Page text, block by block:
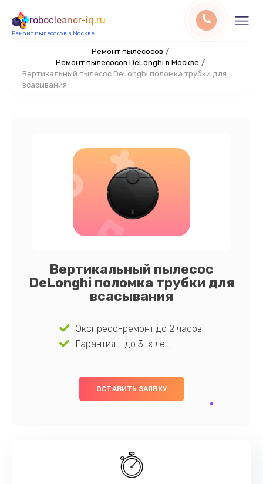
robocleaner-iq.ru
Ремонт пылесосов в Москве
Ремонт пылесосов /
Ремонт пылесосов DeLonghi в Москве /
Вертикальный пылесос DeLonghi поломка трубки для
всасывания
Вертикальный пылесос
DeLonghi поломка трубки для
всасывания
Экспресс-ремонт до 2 часов;
Гарантия - до 3-х лет;
ОСТАВИТЬ ЗАЯВКУ